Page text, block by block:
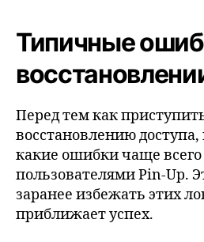
Типичные
Перед тем как
восстановлению
какие ошибки чаще всего
пользователями Pin-Up.
заранее избежать этих
приближает успех.